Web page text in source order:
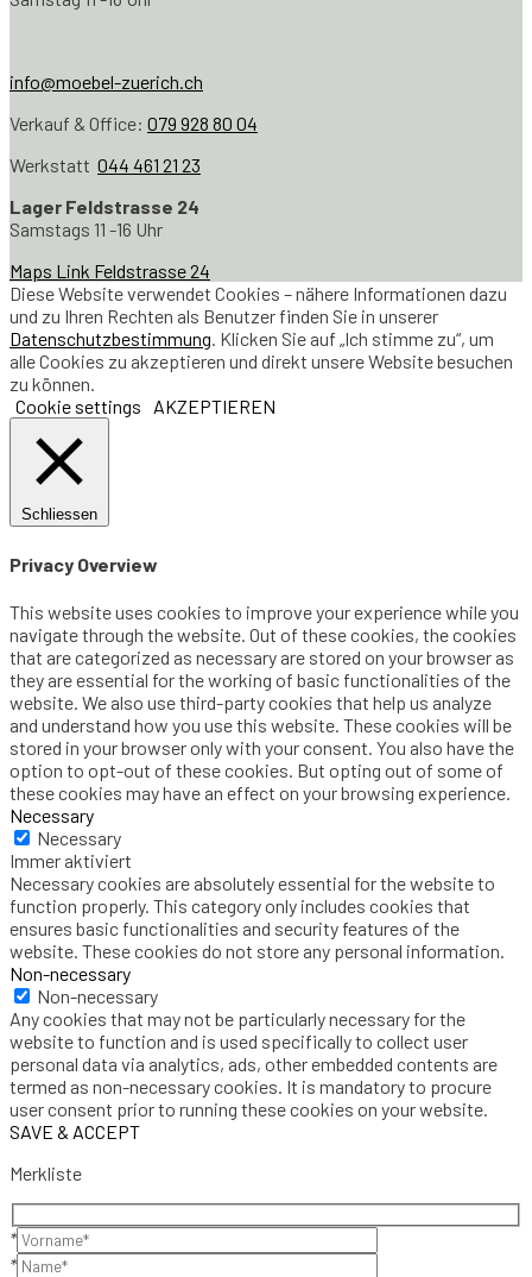
info@moebel-zuerich.ch
Verkauf & Office: 079 928 80 04
Werkstatt 044 461 21 23
Lager Feldstrasse 24
Samstags 11 -16 Uhr
Maps Link Feldstrasse 24
Diese Website verwendet Cookies – nähere Informationen dazu
und zu Ihren Rechten als Benutzer finden Sie in unserer
Datenschutzbestimmung. Klicken Sie auf „Ich stimme zu“, um
alle Cookies zu akzeptieren und direkt unsere Website besuchen
zu können.
Cookie settings
AKZEPTIEREN
Schliessen
Privacy Overview
This website uses cookies to improve your experience while you
navigate through the website. Out of these cookies, the cookies
that are categorized as necessary are stored on your browser as
they are essential for the working of basic functionalities of the
website. We also use third-party cookies that help us analyze
and understand how you use this website. These cookies will be
stored in your browser only with your consent. You also have the
option to opt-out of these cookies. But opting out of some of
these cookies may have an effect on your browsing experience.
Necessary
Necessary
Immer aktiviert
Necessary cookies are absolutely essential for the website to
function properly. This category only includes cookies that
ensures basic functionalities and security features of the
website. These cookies do not store any personal information.
Non-necessary
Non-necessary
Any cookies that may not be particularly necessary for the
website to function and is used specifically to collect user
personal data via analytics, ads, other embedded contents are
termed as non-necessary cookies. It is mandatory to procure
user consent prior to running these cookies on your website.
SAVE & ACCEPT
Merkliste
*
*